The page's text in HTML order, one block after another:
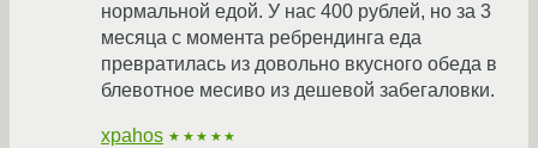
нормальной едой. У нас 400 рублей, но за 3
месяца с момента ребрендинга еда
превратилась из довольно вкусного обеда в
блевотное месиво из дешевой забегаловки.
xpahos ★★★★★